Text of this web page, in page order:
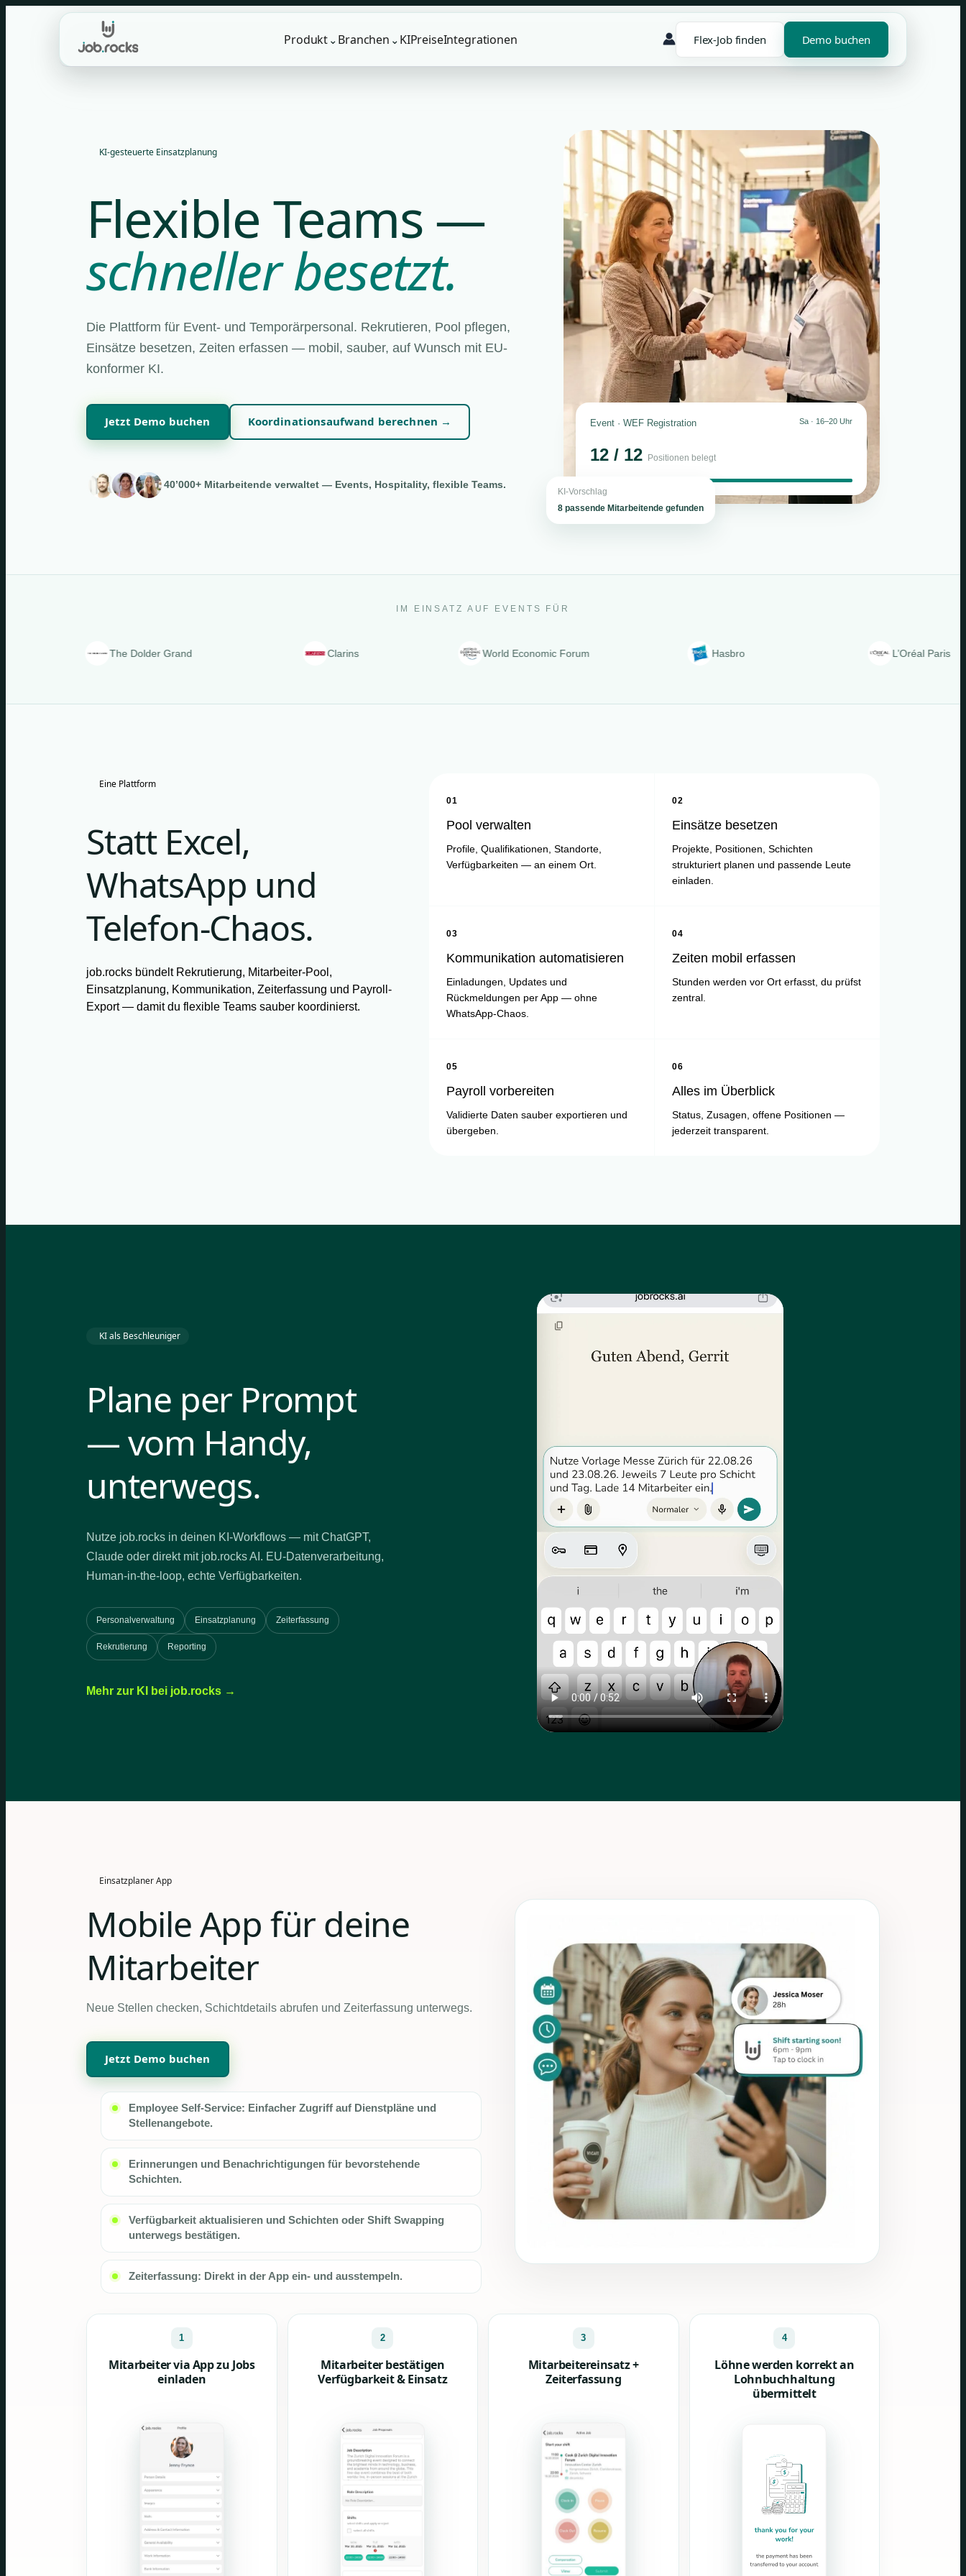
Produkt ⌄ Branchen ⌄ KIPreiseIntegrationen Flex-Job finden Demo buchen
KI-gesteuerte Einsatzplanung
Flexible Teams —
schneller besetzt.
Die Plattform für Event- und Temporärpersonal. Rekrutieren, Pool pflegen,
Einsätze besetzen, Zeiten erfassen — mobil, sauber, auf Wunsch mit EU-
konformer KI.
Jetzt Demo buchen Koordinationsaufwand berechnen →
40’000+ Mitarbeitende verwaltet — Events, Hospitality, flexible Teams.
Event · WEF Registration Sa · 16–20 Uhr
12 / 12 Positionen belegt
KI-Vorschlag
8 passende Mitarbeitende gefunden
IM EINSATZ AUF EVENTS FÜR
The Dolder Grand Clarins World Economic Forum L’Oréal Paris
Eine Plattform
Statt Excel,
WhatsApp und
Telefon-Chaos.
job.rocks bündelt Rekrutierung, Mitarbeiter-Pool,
Einsatzplanung, Kommunikation, Zeiterfassung und Payroll-
Export — damit du flexible Teams sauber koordinierst.
01
Pool verwalten
Profile, Qualifikationen, Standorte,
Verfügbarkeiten — an einem Ort.
02
Einsätze besetzen
Projekte, Positionen, Schichten
strukturiert planen und passende Leute
einladen.
03
Kommunikation automatisieren
Einladungen, Updates und
Rückmeldungen per App — ohne
WhatsApp-Chaos.
04
Zeiten mobil erfassen
Stunden werden vor Ort erfasst, du prüfst
zentral.
05
Payroll vorbereiten
Validierte Daten sauber exportieren und
übergeben.
06
Alles im Überblick
Status, Zusagen, offene Positionen —
jederzeit transparent.
KI als Beschleuniger
Plane per Prompt
— vom Handy,
unterwegs.
Nutze job.rocks in deinen KI-Workflows — mit ChatGPT,
Claude oder direkt mit job.rocks AI. EU-Datenverarbeitung,
Human-in-the-loop, echte Verfügbarkeiten.
Personalverwaltung Einsatzplanung Zeiterfassung
Rekrutierung Reporting
Mehr zur KI bei job.rocks →
Einsatzplaner App
Mobile App für deine
Mitarbeiter
Neue Stellen checken, Schichtdetails abrufen und Zeiterfassung unterwegs.
Jetzt Demo buchen
Employee Self-Service: Einfacher Zugriff auf Dienstpläne und
Stellenangebote.
Erinnerungen und Benachrichtigungen für bevorstehende
Schichten.
Verfügbarkeit aktualisieren und Schichten oder Shift Swapping
unterwegs bestätigen.
Zeiterfassung: Direkt in der App ein- und ausstempeln.
1
Mitarbeiter via App zu Jobs
einladen
2
Mitarbeiter bestätigen
Verfügbarkeit & Einsatz
3
Mitarbeitereinsatz +
Zeiterfassung
4
Löhne werden korrekt an
Lohnbuchhaltung
übermittelt